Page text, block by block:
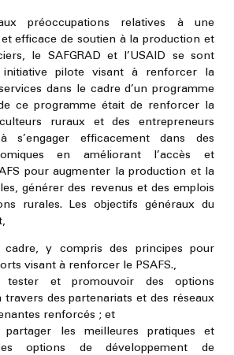
préoccupations relatives à une
efficace de soutien à la production et
le SAFGRAD et l’USAID se sont
initiative pilote visant à renforcer la
dans le cadre d’un programme
de ce programme était de renforcer la
ruraux et des entrepreneurs
s’engager efficacement dans des
en améliorant l’accès et
pour augmenter la production et la
générer des revenus et des emplois
rurales. Les objectifs généraux du
cadre, y compris des principes pour
visant à renforcer le PSAFS.,
tester et promouvoir des options
travers des partenariats et des réseaux
renforcés ; et
partager les meilleures pratiques et
options de développement de